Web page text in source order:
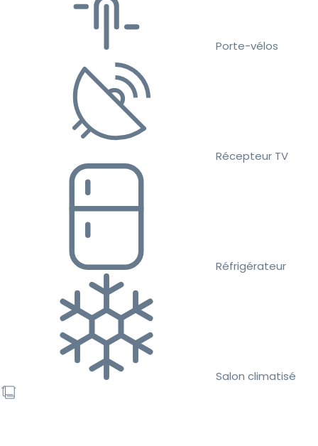
Porte-vélos
Récepteur TV
Réfrigérateur
Salon climatisé